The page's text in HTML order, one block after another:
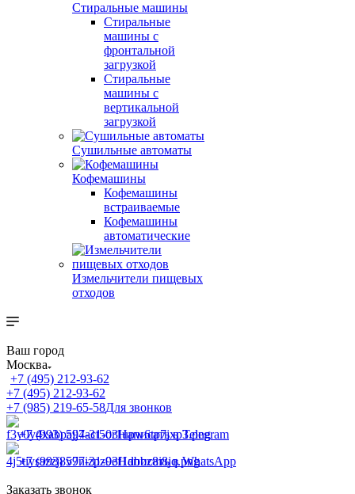
Стиральные машины
Стиральные
машины с
фронтальной
загрузкой
Стиральные
машины с
вертикальной
загрузкой
Сушильные автоматы
Кофемашины
Кофемашины
встраиваемые
Кофемашины
автоматические
Измельчители пищевых
отходов
Ваш город
Москва
+7 (495) 212-93-62
+7 (495) 212-93-62
+7 (985) 219-65-58Для звонков
+7 (993) 597-31-03Написать в Telegram
+7 (993) 597-31-03Написать в WhatsApp
Заказать звонок